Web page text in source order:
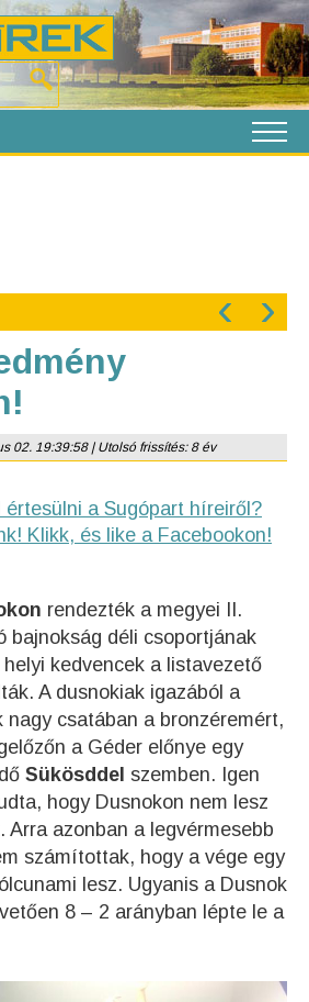
‹ ›
02. 19:39:58 | Utolsó frissítés: 8 év
értesülni a Sugópart híreiről?
Klikk, és like a Facebookon!
rendezték a megyei II.
bajnokság déli csoportjának
kedvencek a listavezető
A dusnokiak igazából a
nagy csatában a bronzéremért,
a Géder előnye egy
Sükösddel szemben. Igen
hogy Dusnokon nem lesz
Arra azonban a legvérmesebb
számítottak, hogy a vége egy
lesz. Ugyanis a Dusnok
8 – 2 arányban lépte le a